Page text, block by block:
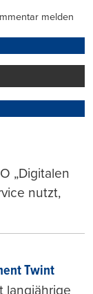
melden
„Digitalen
nutzt,
Twint
langjährige